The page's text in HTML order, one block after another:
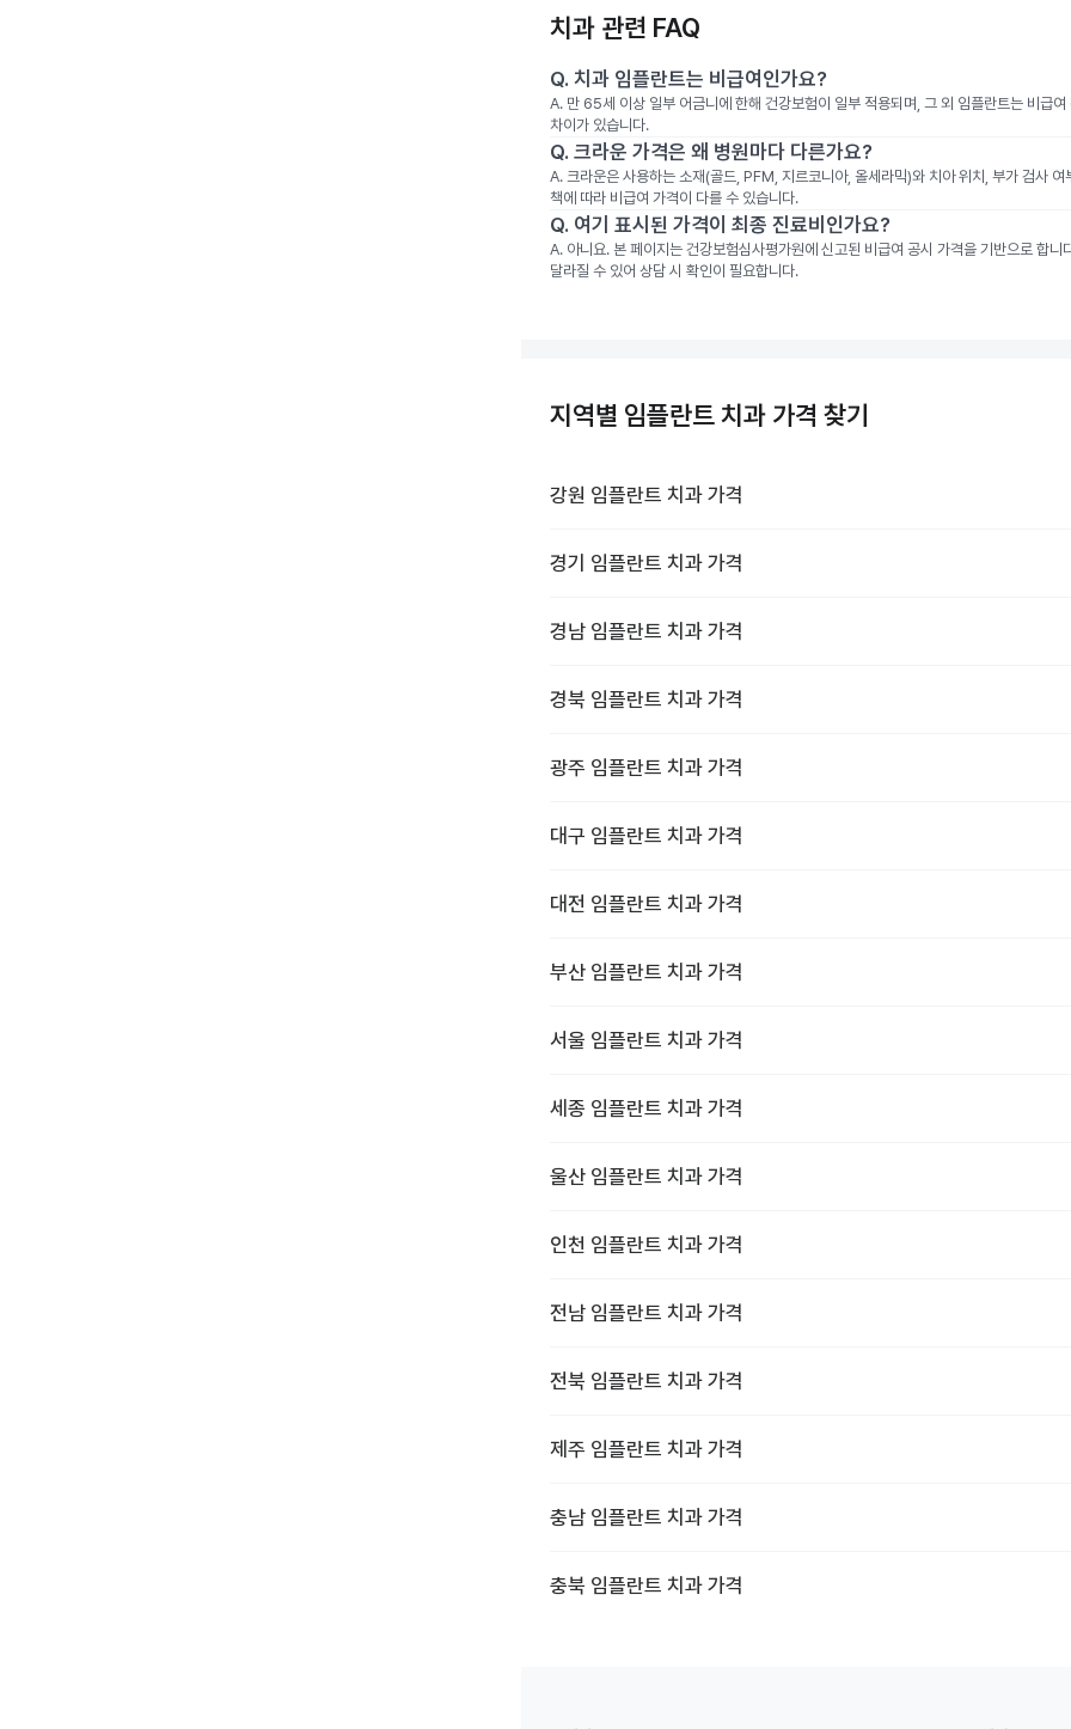
치과 관련 FAQ
Q. 치과 임플란트는 비급여인가요?
A. 만 65세 이상 일부 어금니에 한해 건강보험이 일부 적용되며, 그 외 임플란트는 비급
차이가 있습니다.
Q. 크라운 가격은 왜 병원마다 다른가요?
A. 크라운은 사용하는 소재(골드, PFM, 지르코니아, 올세라믹)와 치아 위치, 부가 검사
책에 따라 비급여 가격이 다를 수 있습니다.
Q. 여기 표시된 가격이 최종 진료비인가요?
A. 아니요. 본 페이지는 건강보험심사평가원에 신고된 비급여 공시 가격을 기반으로 합
달라질 수 있어 상담 시 확인이 필요합니다.
지역별 임플란트 치과 가격 찾기
강원 임플란트 치과 가격
경기 임플란트 치과 가격
경남 임플란트 치과 가격
경북 임플란트 치과 가격
광주 임플란트 치과 가격
대구 임플란트 치과 가격
대전 임플란트 치과 가격
부산 임플란트 치과 가격
서울 임플란트 치과 가격
세종 임플란트 치과 가격
울산 임플란트 치과 가격
인천 임플란트 치과 가격
전남 임플란트 치과 가격
전북 임플란트 치과 가격
제주 임플란트 치과 가격
충남 임플란트 치과 가격
충북 임플란트 치과 가격